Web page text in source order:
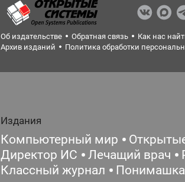
Об издательстве Обратная связь Как нас
Архив изданий
Политика обработки
Издания
Компьютерный мир
Директор ИС
Лечащий врач
Классный журнал
Понимашка